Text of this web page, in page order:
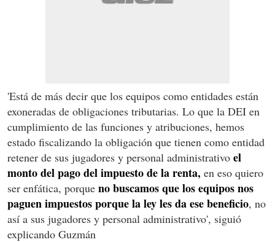
'Está de más decir que los equipos como entidades están
exoneradas de obligaciones tributarias. Lo que la DEI en
cumplimiento de las funciones y atribuciones, hemos
estado fiscalizando la obligación que tienen como entidad
retener de sus jugadores y personal administrativo el
monto del pago del impuesto de la renta, en eso quiero
ser enfática, porque no buscamos que los equipos nos
paguen impuestos porque la ley les da ese beneficio, no
así a sus jugadores y personal administrativo', siguió
explicando Guzmán